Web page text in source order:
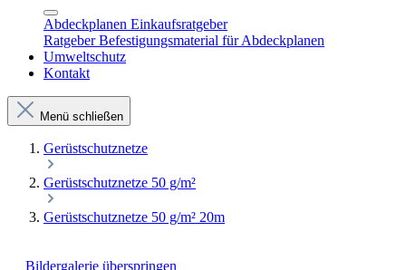
Abdeckplanen Einkaufsratgeber
Ratgeber Befestigungsmaterial für Abdeckplanen
Umweltschutz
Kontakt
Menü schließen
Gerüstschutznetze
Gerüstschutznetze 50 g/m²
Gerüstschutznetze 50 g/m² 20m
Bildergalerie überspringen